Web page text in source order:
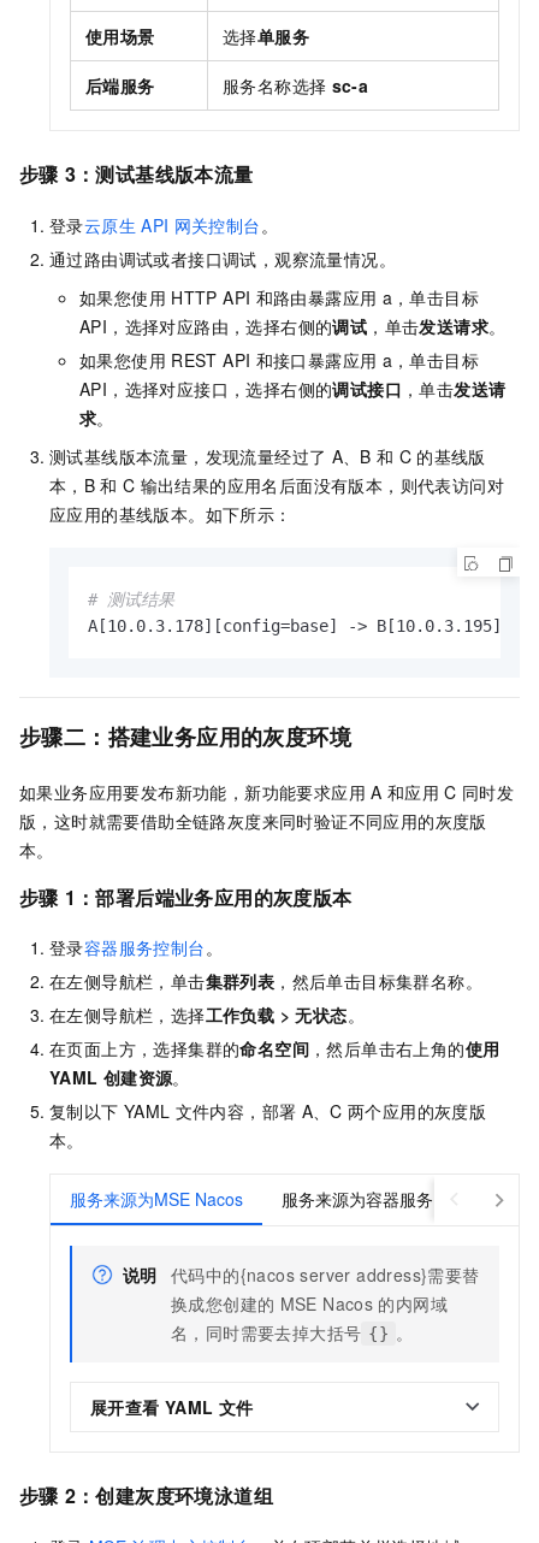
使用场景 选择单服务
后端服务 服务名称选择 sc-a
步骤 3：测试基线版本流量
登录云原生 API 网关控制台 。
通过路由调试或者接口调试，观察流量情况。
如果您使用 HTTP API 和路由暴露应用 a，单击目标
API，选择对应路由，选择右侧的调试 ，单击发送请求。
如果您使用 REST API 和接口暴露应用 a，单击目标
API，选择对应接口，选择右侧的调试接口 ，单击发送请
求。
测试基线版本流量，发现流量经过了 A、B 和 C 的基线版
本，B 和 C 输出结果的应用名后面没有版本，则代表访问对
应应用的基线版本。如下所示：
# 测试结果
A[10.0.3.178][config=base] -> B[10.0.3.195] ->
步骤二：搭建业务应用的灰度环境
如果业务应用要发布新功能，新功能要求应用 A 和应用 C 同时发
版，这时就需要借助全链路灰度来同时验证不同应用的灰度版
本。
步骤 1：部署后端业务应用的灰度版本
登录容器服务控制台。
在左侧导航栏，单击集群列表 ，然后单击目标集群名称。
在左侧导航栏，选择工作负载 >无状态。
在页面上方，选择集群的命名空间 ，然后单击右上角的使用
YAML 创建资源。
复制以下 YAML 文件内容，部署 A、C 两个应用的灰度版
本。
服务来源为MSE Nacos 服务来源为容器服务
说明 代码中的{nacos server address}需要替
换成您创建的 MSE Nacos 的内网域
名，同时需要去掉大括号 {} 。
展开查看 YAML 文件
步骤 2：创建灰度环境泳道组